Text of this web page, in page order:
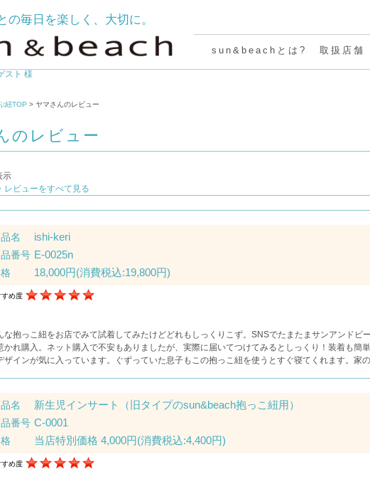
の毎日を楽しく、大切に。
sun&beachとは? 取扱店舗
スト 様
紐TOP > ヤマさんのレビュー
のレビュー
示
レビューをすべて見る
名 ishi-keri
番号 E-0025n
18,000円(消費税込:19,800円)
すめ度
な抱っこ紐をお店でみて試着してみたけどどれもしっくりこず。SNSでたまたまサンアンド
かれ購入。ネット購入で不安もありましたが、実際に届いてつけてみるとしっくり！装着も簡
ザインが気に入っています。ぐずっていた息子もこの抱っこ紐を使うとすぐ寝てくれます。家
名 新生児インサート（旧タイプのsun&beach抱っこ紐用）
番号 C-0001
当店特別価格 4,000円(消費税込:4,400円)
すめ度